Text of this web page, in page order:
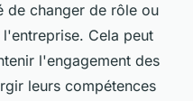
de changer de rôle ou
Cela peut
l'engagement des
leurs compétences